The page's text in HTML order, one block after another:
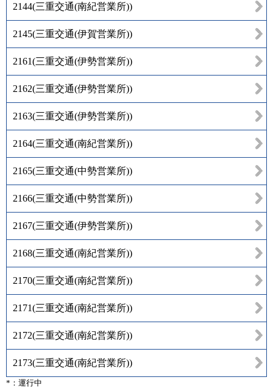
2144(三重交通(南紀営業所))
2145(三重交通(伊賀営業所))
2161(三重交通(伊勢営業所))
2162(三重交通(伊勢営業所))
2163(三重交通(伊勢営業所))
2164(三重交通(南紀営業所))
2165(三重交通(中勢営業所))
2166(三重交通(中勢営業所))
2167(三重交通(伊勢営業所))
2168(三重交通(南紀営業所))
2170(三重交通(南紀営業所))
2171(三重交通(南紀営業所))
2172(三重交通(南紀営業所))
2173(三重交通(南紀営業所))
*：運行中